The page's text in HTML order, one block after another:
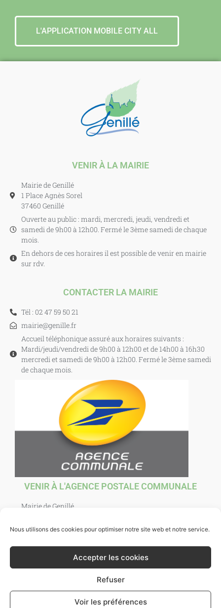
Nous utilisons des cookies pour optimiser notre site web et notre service.
Accepter les cookies
Refuser
Voir les préférences
L'APPLICATION MOBILE CITY ALL
VENIR À LA MAIRIE
Mairie de Genillé
1 Place Agnès Sorel
37460 Genillé
Ouverte au public : mardi, mercredi, jeudi, vendredi et
samedi de 9h00 à 12h00. Fermé le 3ème samedi de chaque
mois.
En dehors de ces horaires il est possible de venir en mairie
sur rdv.
CONTACTER LA MAIRIE
Tél : 02 47 59 50 21
mairie@genille.fr
Accueil téléphonique assuré aux horaires suivants :
Mardi/jeudi/vendredi de 9h00 à 12h00 et de 14h00 à 16h30
mercredi et samedi de 9h00 à 12h00. Fermé le 3ème samedi
de chaque mois.
VENIR À L'AGENCE POSTALE COMMUNALE
Mairie de Genillé
37460 Genillé
Ville de Genillé 2021 -Mentions légales- Site par